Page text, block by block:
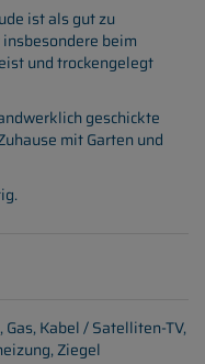
ist als gut zu
beim
und trockengelegt
geschickte
mit Garten und
Gas Kabel / Satelliten-TV
Ziegel